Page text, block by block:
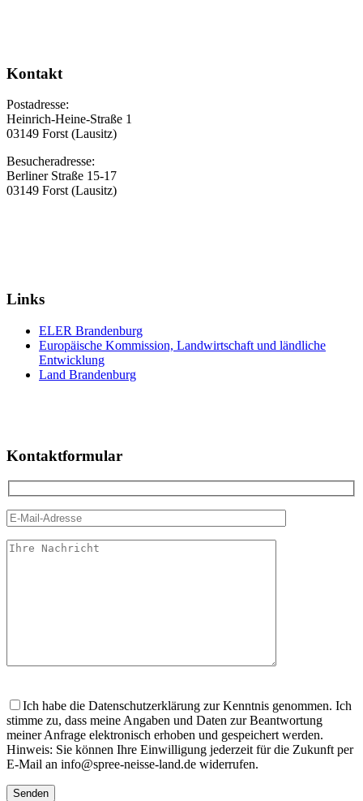
Kontakt
Postadresse:
Heinrich-Heine-Straße 1
03149 Forst (Lausitz)
Besucheradresse:
Berliner Straße 15-17
03149 Forst (Lausitz)
Links
ELER Brandenburg
Europäische Kommission, Landwirtschaft und ländliche
Entwicklung
Land Brandenburg
Kontaktformular
lasse
dieses
Feld
leer.
Ich habe die Datenschutzerklärung zur Kenntnis genommen. Ich
stimme zu, dass meine Angaben und Daten zur Beantwortung
meiner Anfrage elektronisch erhoben und gespeichert werden.
Hinweis: Sie können Ihre Einwilligung jederzeit für die Zukunft per
E-Mail an info@spree-neisse-land.de widerrufen.